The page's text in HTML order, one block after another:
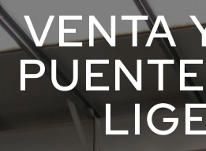
VENTA